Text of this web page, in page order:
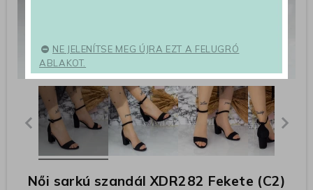
Női sarkú szandál XDR282 Fekete (C2)
NE JELENÍTSE MEG ÚJRA EZT A FELUGRÓ
ABLAKOT.